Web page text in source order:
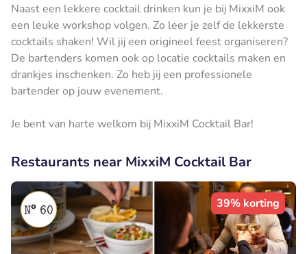
Naast een lekkere cocktail drinken kun je bij MixxiM ook
een leuke workshop volgen. Zo leer je zelf de lekkerste
cocktails shaken! Wil jij een origineel feest organiseren?
De bartenders komen ook op locatie cocktails maken en
drankjes inschenken. Zo heb jij een professionele
bartender op jouw evenement.
Je bent van harte welkom bij MixxiM Cocktail Bar!
Restaurants near MixxiM Cocktail Bar
39% korting